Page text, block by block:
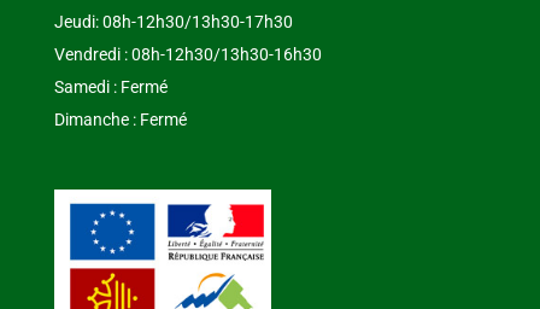
Jeudi: 08h-12h30/13h30-17h30
Vendredi : 08h-12h30/13h30-16h30
Samedi : Fermé
Dimanche : Fermé